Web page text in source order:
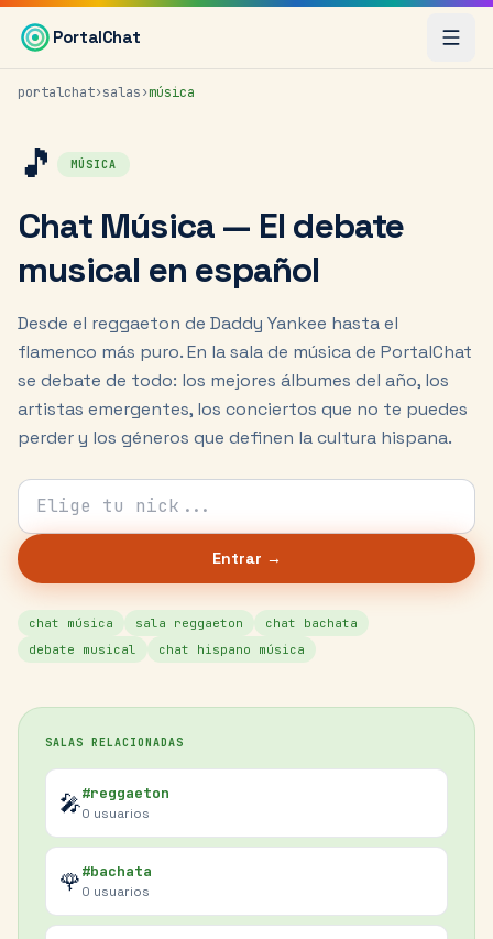
Saltar al contenido principal
PortalChat
portalchat›salas›música
🎵 MÚSICA
Chat Música — El debate
musical en español
Desde el reggaeton de Daddy Yankee hasta el
flamenco más puro. En la sala de música de PortalChat
se debate de todo: los mejores álbumes del año, los
artistas emergentes, los conciertos que no te puedes
perder y los géneros que definen la cultura hispana.
Tu nick para el chat
Entrar →
chat música sala reggaeton
chat bachata
debate musical
chat hispano música
SALAS RELACIONADAS
🎤#reggaeton
0 usuarios
🌹#bachata
0 usuarios